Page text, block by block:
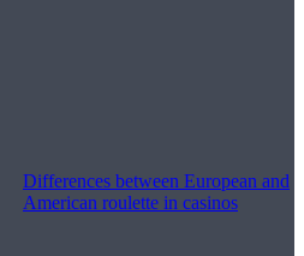
Differences between European and
American roulette in casinos